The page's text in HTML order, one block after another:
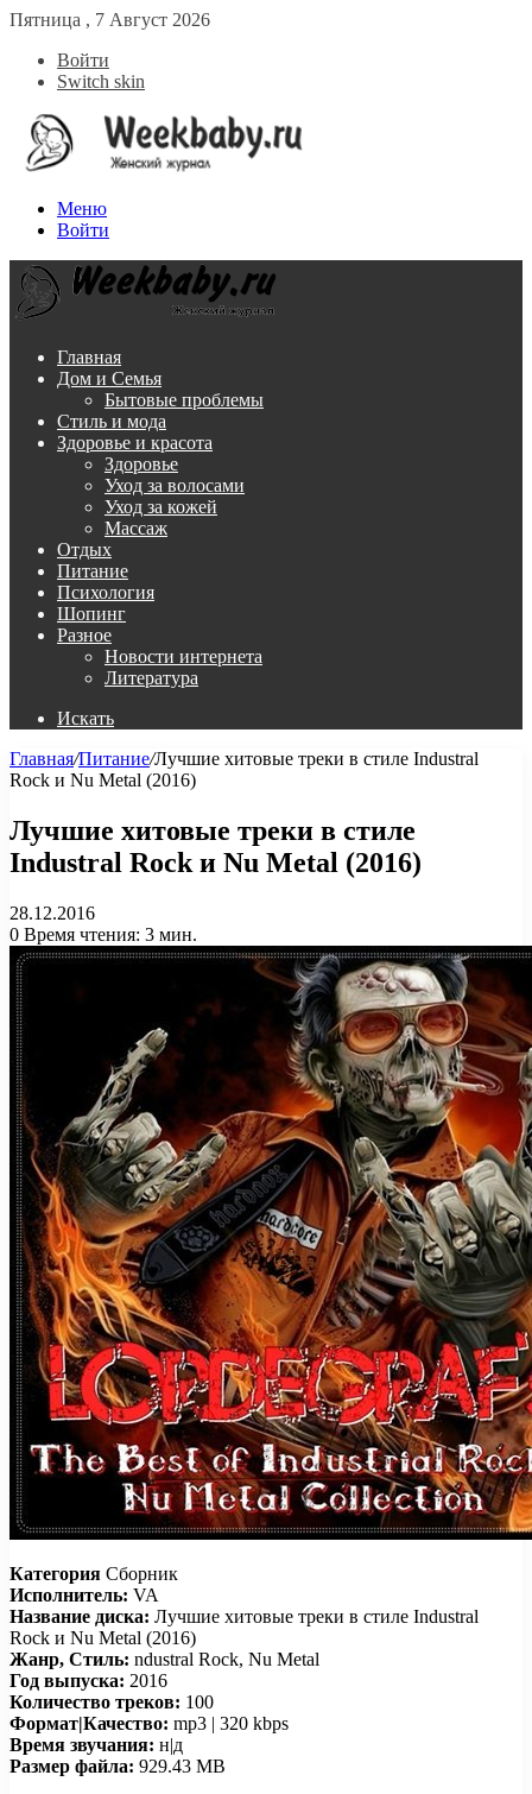
Пятница , 7 Август 2026
Войти
Switch skin
Меню
Войти
Главная
Дом и Семья
Бытовые проблемы
Стиль и мода
Здоровье и красота
Здоровье
Уход за волосами
Уход за кожей
Массаж
Отдых
Питание
Психология
Шопинг
Разное
Новости интернета
Литература
Искать
Главная/Питание/Лучшие хитовые треки в стиле Industral
Rock и Nu Metal (2016)
Лучшие хитовые треки в стиле
Industral Rock и Nu Metal (2016)
28.12.2016
0 Время чтения: 3 мин.
Категория Сборник
Исполнитель: VA
Название диска: Лучшие хитовые треки в стиле Industral
Rock и Nu Metal (2016)
Жанр, Стиль: ndustral Rock, Nu Metal
Год выпуска: 2016
Количество треков: 100
Формат|Качество: mp3 | 320 kbps
Время звучания: н|д
Размер файла: 929.43 MB